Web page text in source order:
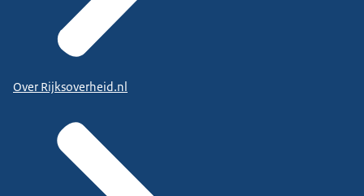
Over Rijksoverheid.nl